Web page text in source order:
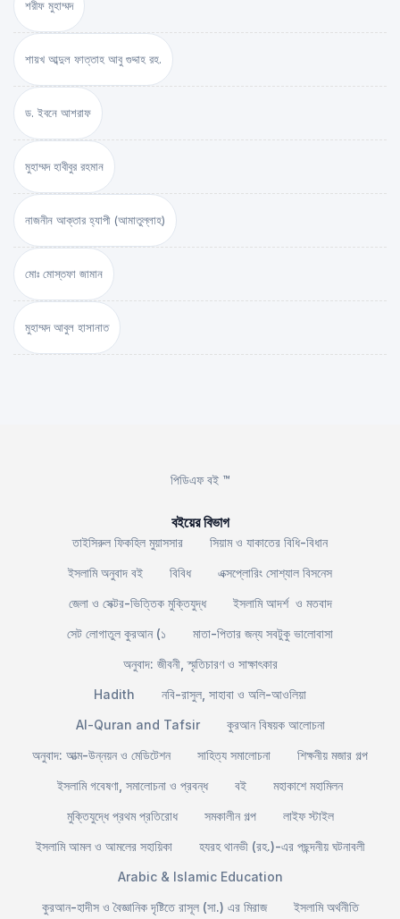
শরীফ মুহাম্মদ
শায়খ আব্দুল ফাত্তাহ আবু গুদ্দাহ রহ.
ড. ইবনে আশরাফ
মুহাম্মদ হাবীবুর রহমান
নাজনীন আক্তার হ্যাপী (আমাতুল্লাহ)
মোঃ মোস্তফা জামান
মুহাম্মদ আবুল হাসানাত
পিডিএফ বই ™
বইয়ের বিভাগ
তাইসিরুল ফিকহিল মুয়াসসার
সিয়াম ও যাকাতের বিধি-বিধান
ইসলামি অনুবাদ বই
বিবিধ
এক্সপ্লোরিং সোশ্যাল বিসনেস
জেলা ও সেক্টর-ভিত্তিক মুক্তিযুদ্ধ
ইসলামি আদর্শ ও মতবাদ
সেট লোগাতুল কুরআন (১
মাতা-পিতার জন্য সবটুকু ভালোবাসা
অনুবাদ: জীবনী, স্মৃতিচারণ ও সাক্ষাৎকার
Hadith
নবি-রাসুল, সাহাবা ও অলি-আওলিয়া
Al-Quran and Tafsir
কুরআন বিষয়ক আলোচনা
অনুবাদ: আত্ম-উন্নয়ন ও মেডিটেশন
সাহিত্য সমালোচনা
শিক্ষনীয় মজার গল্প
ইসলামি গবেষণা, সমালোচনা ও প্রবন্ধ
বই
মহাকাশে মহামিলন
মুক্তিযুদ্ধে প্রথম প্রতিরোধ
সমকালীন গল্প
লাইফ স্টাইল
ইসলামি আমল ও আমলের সহায়িকা
হযরহ থানভী (রহ.)-এর পছন্দনীয় ঘটনাবলী
Arabic & Islamic Education
কুরআন-হাদীস ও বৈজ্ঞানিক দৃষ্টিতে রাসূল (সা.) এর মিরাজ
ইসলামি অর্থনীতি